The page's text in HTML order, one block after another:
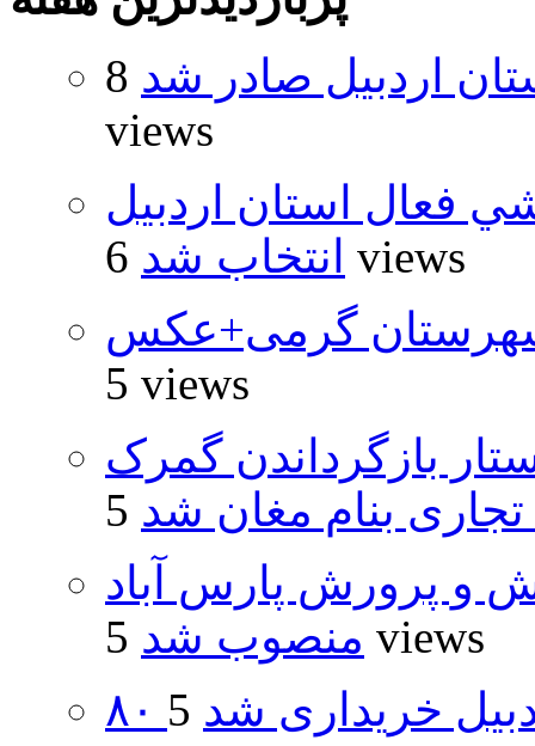
اردبیل صادر شد 8
views
فعال استان اردبيل
انتخاب شد 6 views
گرمی+عکس
5 views
بازگرداندن گمرک
تجاری بنام مغان شد
و پرورش پارس آباد
منصوب شد 5 views
خریداری شد